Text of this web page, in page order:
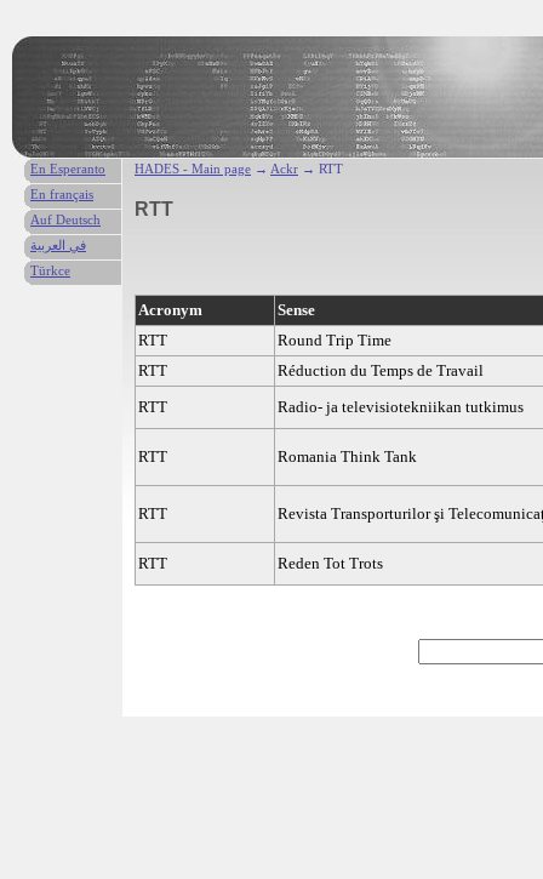
HADES - Main page → Ackr → RTT
RTT
Acronym
Sense
RTT
Round Trip Time
RTT
Réduction du Temps de Travail
RTT
Radio- ja televisiotekniikan tutkimus
RTT Romania Think Tank
RTT Revista Transporturilor şi
RTT Reden Tot Trots
En Esperanto
En français
Auf Deutsch
في العربية
Türkce